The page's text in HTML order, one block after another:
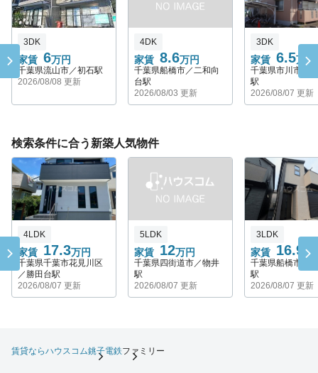
3DK
家賃 6万円
千葉県流山市／初石駅
2026/08/08 更新
4DK
家賃 8.6万円
千葉県船橋市／二和向
台駅
2026/08/03 更新
3DK
家賃 6.5万円
千葉県市川市／
駅
2026/08/07 更新
検索条件に合う新築人気物件
4LDK
家賃 17.3万円
千葉県千葉市花見川区
／勝田台駅
2026/08/07 更新
5LDK
家賃 12万円
千葉県四街道市／物井
駅
2026/08/07 更新
3LDK
家賃 16.9 万
千葉県船橋市／
駅
2026/08/07 更新
賃貸ならハウスコム銚子電鉄ファミリー